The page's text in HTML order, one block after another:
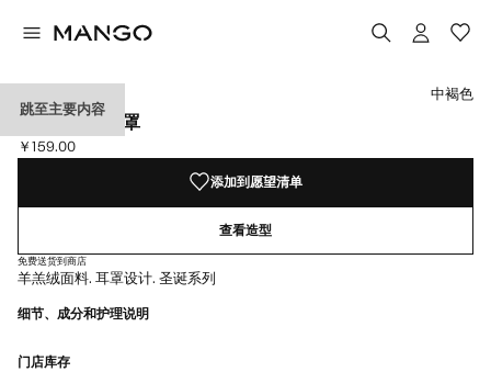
跳至主要内容
绒面革效果耳罩
当前价格 [￥159.00 ]
￥159.00
选择颜色
已选择颜色中褐色
中褐色
添加到愿望清单
查看造型
免费送货到商店
羊羔绒面料. 耳罩设计. 圣诞系列
细节、成分和护理说明
门店库存